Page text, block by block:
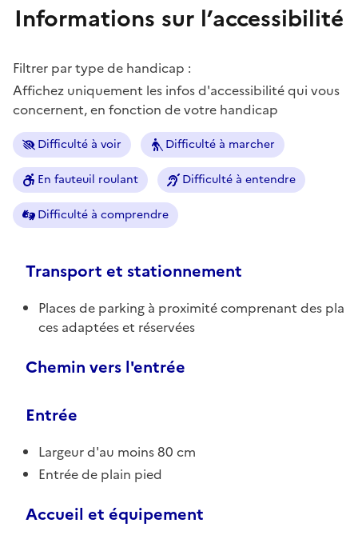
Informations sur l’accessibilité
Filtrer par type de handicap :
Affichez uniquement les infos d'accessibilité qui vous
concernent, en fonction de votre handicap
Difficulté à voir Difficulté à marcher
En fauteuil roulant Difficulté à entendre
Difficulté à comprendre
Transport et stationnement
Places de parking à proximité comprenant des pla
ces adaptées et réservées
Chemin vers l'entrée
Entrée
Largeur d'au moins 80 cm
Entrée de plain pied
Accueil et équipement